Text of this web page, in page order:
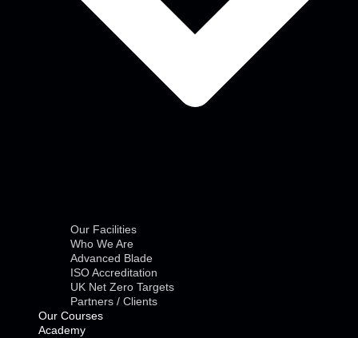
Our Facilities
Who We Are
Advanced Blade
ISO Accreditation
UK Net Zero Targets
Partners / Clients
Our Courses
Academy